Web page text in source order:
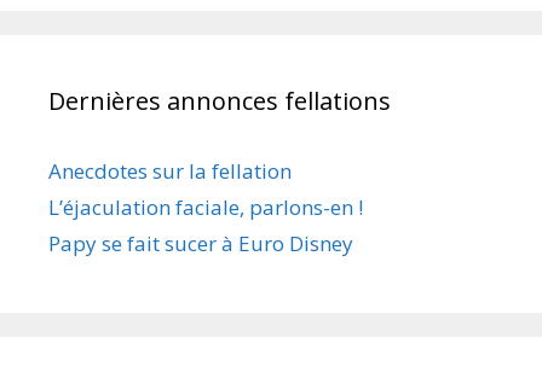
Dernières annonces fellations
Anecdotes sur la fellation
L’éjaculation faciale, parlons-en !
Papy se fait sucer à Euro Disney